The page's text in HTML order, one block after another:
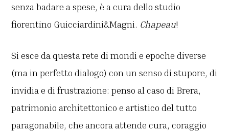
senza badare a spese, è a cura dello studio
fiorentino Guicciardini&Magni. Chapeau!
Si esce da questa rete di mondi e epoche diverse
(ma in perfetto dialogo) con un senso di stupore, di
invidia e di frustrazione: penso al caso di Brera,
patrimonio architettonico e artistico del tutto
paragonabile, che ancora attende cura, coraggio